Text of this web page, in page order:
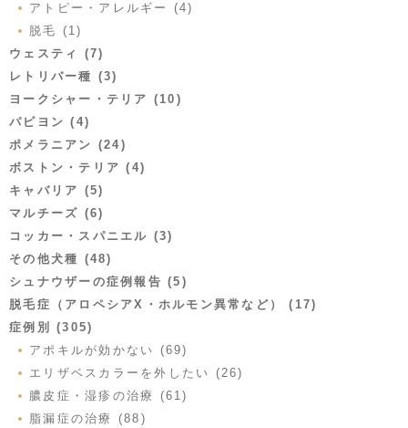
アトピー・アレルギー (4)
脱毛 (1)
ウェスティ (7)
レトリバー種 (3)
ヨークシャー・テリア (10)
パピヨン (4)
ポメラニアン (24)
ボストン・テリア (4)
キャバリア (5)
マルチーズ (6)
コッカー・スパニエル (3)
その他犬種 (48)
シュナウザーの症例報告 (5)
脱毛症（アロペシアX・ホルモン異常など） (17)
症例別 (305)
アポキルが効かない (69)
エリザベスカラーを外したい (26)
膿皮症・湿疹の治療 (61)
脂漏症の治療 (88)